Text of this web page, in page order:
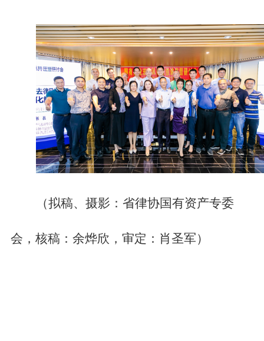
（拟稿、摄影：省律协国有资产专委
会，核稿：余烨欣，审定：肖圣军）